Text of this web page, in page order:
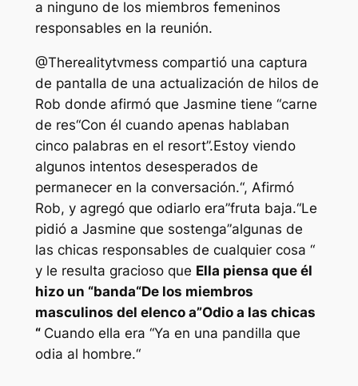
a ninguno de los miembros femeninos
responsables en la reunión.
@Therealitytvmess compartió una captura
de pantalla de una actualización de hilos de
Rob donde afirmó que Jasmine tiene “carne
de res“Con él cuando apenas hablaban
cinco palabras en el resort”.Estoy viendo
algunos intentos desesperados de
permanecer en la conversación.“, Afirmó
Rob, y agregó que odiarlo era”fruta baja.“Le
pidió a Jasmine que sostenga”algunas de
las chicas responsables de cualquier cosa “
y le resulta gracioso que Ella piensa que él
hizo un “banda“De los miembros
masculinos del elenco a”Odio a las chicas
“ Cuando ella era “Ya en una pandilla que
odia al hombre.“